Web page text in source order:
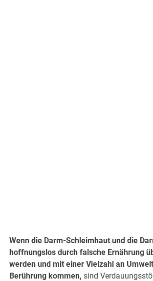
Wenn die Darm-Schleimhaut und die
hoffnungslos durch falsche Ernährung
werden und mit einer Vielzahl an
Berührung kommen, sind